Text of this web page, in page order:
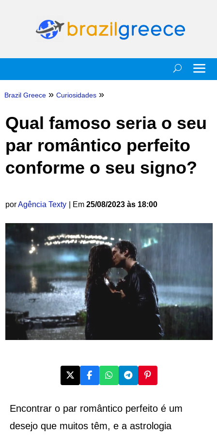
Brazil Greece » Curiosidades »
Qual famoso seria o seu
par romântico perfeito
conforme o seu signo?
porAgência Texty | Em 25/08/2023 às 18:00
Encontrar o par romântico perfeito é um
desejo que muitos têm, e a astrologia